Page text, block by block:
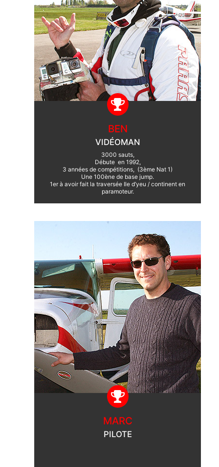
BEN
VIDÉOMAN
3000 sauts,
Débute en 1992,
3 années de compétitions, (3ème Nat 1)
Une 100ène de base jump.
1er à avoir fait la traversée Ile d’yeu / continent en
paramoteur.
MARC
PILOTE